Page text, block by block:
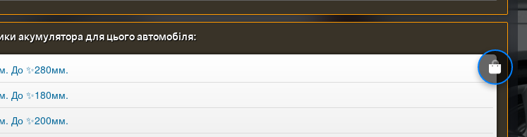
акумулятора для цього автомобіля:
До ✨280мм.
До ✨180мм.
До ✨200мм.